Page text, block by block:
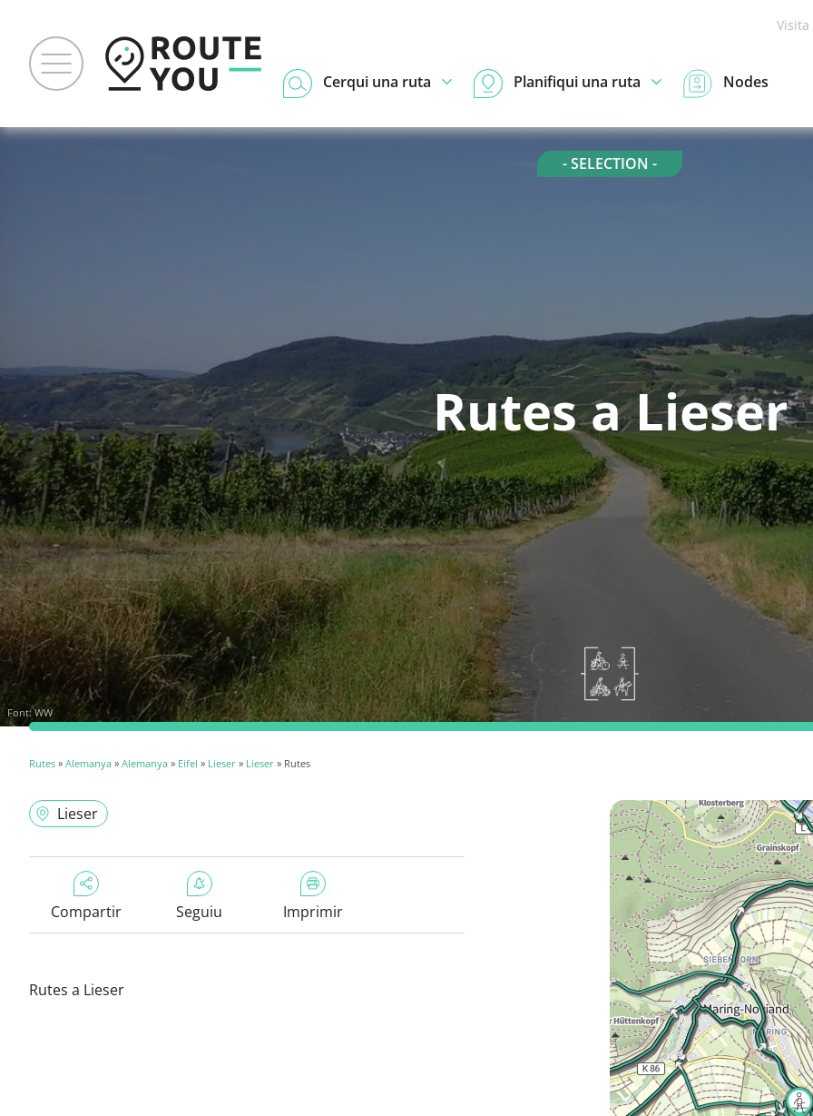
Cerqui una ruta Planifiqui una ruta Nodes
- SELECTION -
Rutes a Lieser
Font:WW
Rutes » Alemanya » Alemanya » Eifel » Lieser » Lieser » Rutes
Lieser
Compartir Seguiu Imprimir
Rutes a Lieser